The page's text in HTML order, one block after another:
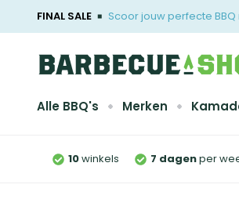
FINAL SALE Scoor jouw perfecte
Alle BBQ's Merken
10winkels 7 dagenper